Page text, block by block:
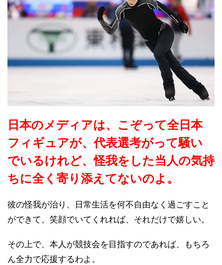
日本のメディアは、こぞって全日本
フィギュアが、代表選考がって騒い
でいるけれど、怪我をした当人の気持
ちに全く寄り添えてないのよ。
彼の怪我が治り、日常生活を何不自由なく過ごすこと
ができて、笑顔でいてくれれば、それだけで嬉しい。
その上で、本人が競技会を目指すのであれば、もちろ
ん全力で応援するわよ。